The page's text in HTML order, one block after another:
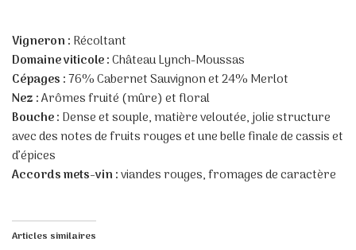
Vigneron : Récoltant
Domaine viticole :Château Lynch-Moussas
Cépages :76% Cabernet Sauvignon et 24% Merlot
Nez :Arômes fruité (mûre) et floral
Bouche : Dense et souple, matière veloutée, jolie structure
avec des notes de fruits rouges et une belle finale de cassis et
d’épices
Accords mets-vin :viandes rouges, fromages de caractère
Articles similaires